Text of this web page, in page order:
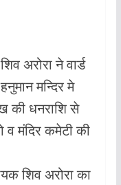
अरोरा ने वार्ड
मन्दिर मे
की धनराशि से
व मंदिर कमेटी की
शिव अरोरा का